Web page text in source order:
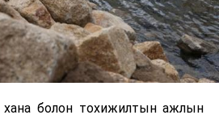
болон тохижилтын ажлын